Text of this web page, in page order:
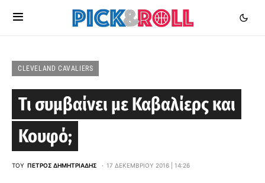
CLEVELAND CAVALIERS
Τι συμβαίνει με Καβαλίερς και
Κουφό;
ΤΟΥ ΠΈΤΡΟΣ ΔΗΜΗΤΡΙΆΔΗΣ 17 ΔΕΚΕΜΒΡΊΟΥ 2016 | 14:26